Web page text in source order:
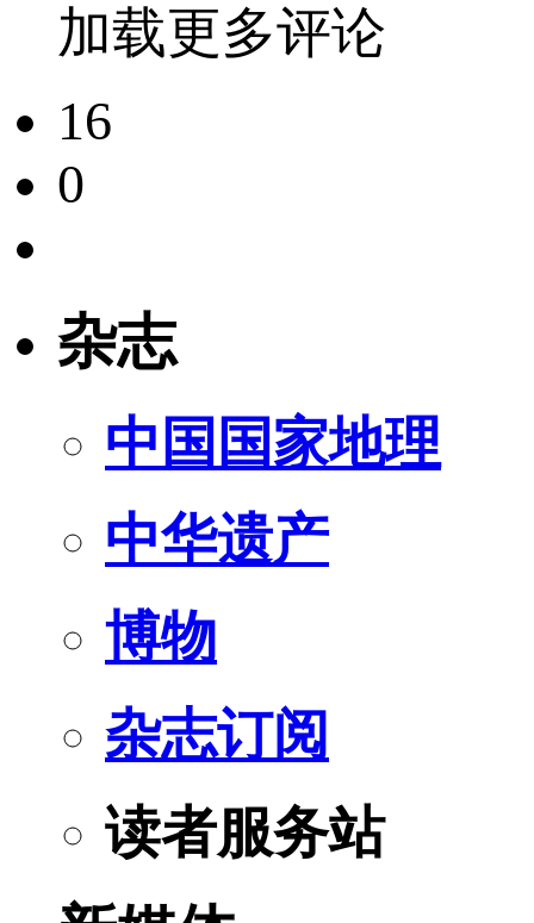
加载更多评论
16
0
杂志
中国国家地理
中华遗产
博物
杂志订阅
读者服务站